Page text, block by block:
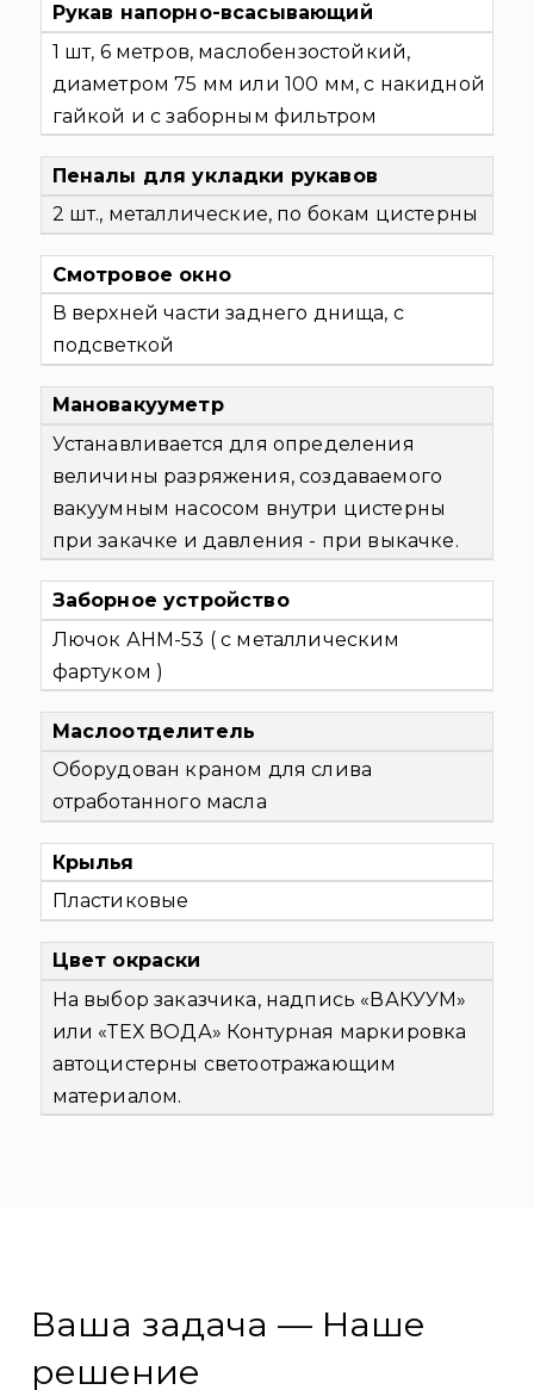
Рукав напорно-всасывающий
1 шт, 6 метров, маслобензостойкий,
диаметром 75 мм или 100 мм, с накидной
гайкой и с заборным фильтром
Пеналы для укладки рукавов
2 шт., металлические, по бокам цистерны
Смотровое окно
В верхней части заднего днища, с
подсветкой
Мановакууметр
Устанавливается для определения
величины разряжения, создаваемого
вакуумным насосом внутри цистерны
при закачке и давления - при выкачке.
Заборное устройство
Лючок АНМ-53 ( с металлическим
фартуком )
Маслоотделитель
Оборудован краном для слива
отработанного масла
Крылья
Пластиковые
Цвет окраски
На выбор заказчика, надпись «ВАКУУМ»
или «ТЕХ ВОДА» Контурная маркировка
автоцистерны светоотражающим
материалом.
Ваша задача — Наше
решение